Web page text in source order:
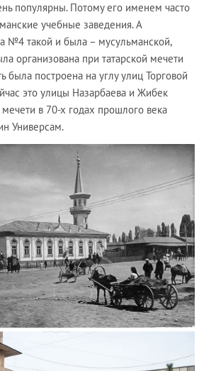
популярны. Потому его именем часто
учебные заведения. А
№4 такой и была – мусульманской,
организована при татарской мечети
была построена на углу улиц Торговой
это улицы Назарбаева и Жибек
в 70-х годах прошлого века
Универсам.